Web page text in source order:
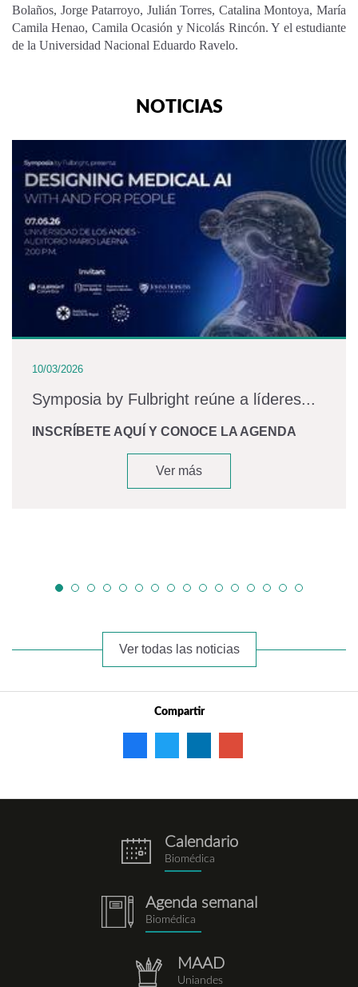
Bolaños, Jorge Patarroyo, Julián Torres, Catalina Montoya, María
Camila Henao, Camila Ocasión y Nicolás Rincón. Y el estudiante
de la Universidad Nacional Eduardo Ravelo.
NOTICIAS
10/03/2026
Symposia by Fulbright reúne a líderes...
INSCRÍBETE AQUÍ Y CONOCE LA AGENDA
Ver más
Ver todas las noticias
Compartir
eventos.png
Calendario
Biomédica
notebook.png
Agenda semanal
Biomédica
repositorio.png
MAAD
Uniandes